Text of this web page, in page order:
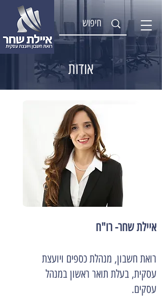
אודות
איילת שחר- רו"ח
רואת חשבון, מנהלת כספים ויועצת
עסקית, בעלת תואר ראשון במנהל
עסקים.